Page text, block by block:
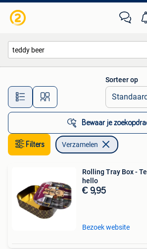
Alle afstanden…
Sorteer op
Bewaar je
Filters Verzamelen
Rolling Tray Box -
hello
€ 9,95
Bezoek website